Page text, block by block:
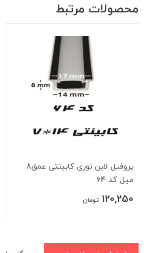
محصولات مرتبط
پروفیل لاین نوری کابینتی عمق8
میل کد 64
120,250 تومان